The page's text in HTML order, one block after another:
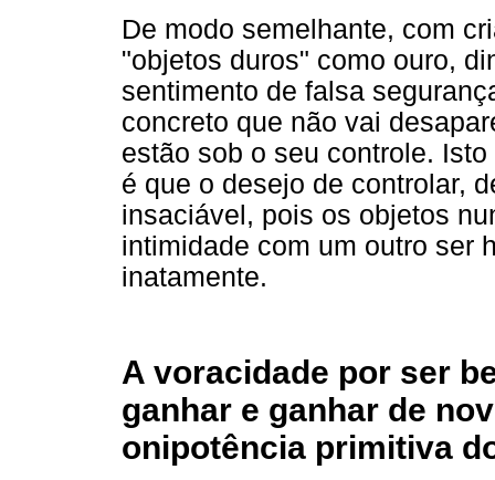
De modo semelhante, com
"objetos duros" como ouro,
sentimento de falsa
concreto que não vai
estão sob o seu controle.
é que o desejo de controlar,
insaciável, pois os objetos
intimidade com um outro ser
inatamente.
A voracidade por ser
ganhar e ganhar de
onipotência primitiva